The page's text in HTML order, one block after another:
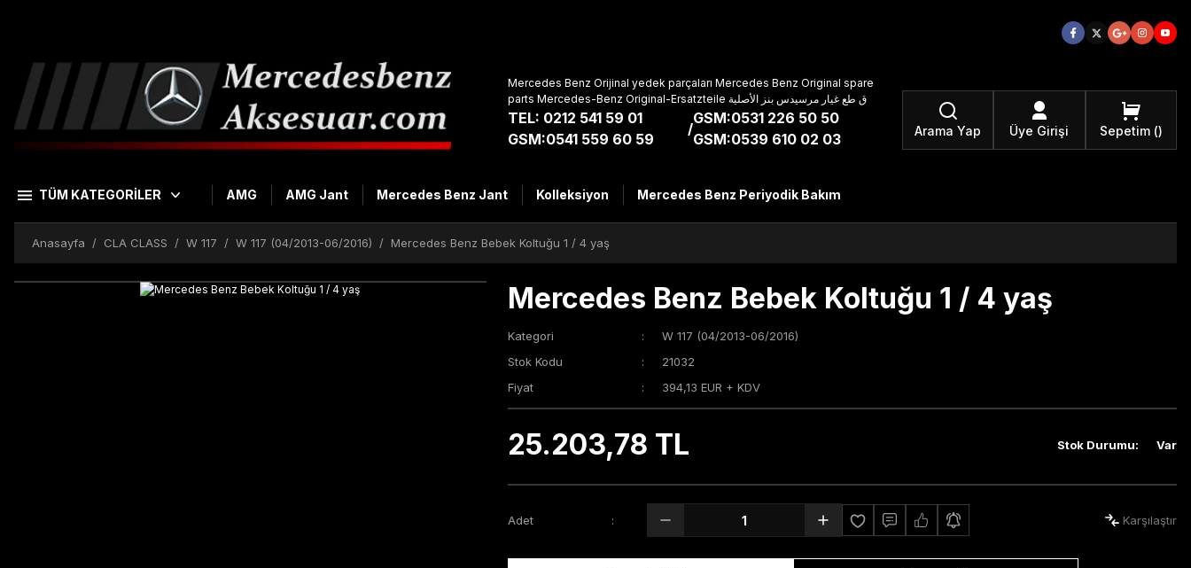
Mercedes Benz Orijinal yedek parçaları Mercedes Benz Original spare
parts Mercedes-Benz Original-Ersatzteile ق طع غيار مرسيدس بنز الأصلية
TEL: 0212 541 59 01
GSM:0541 559 60 59
/
GSM:0531 226 50 50
GSM:0539 610 02 03
Arama Yap Üye Girişi Sepetim
TÜM KATEGORİLER AMG AMG Jant Mercedes Benz Jant Kolleksiyon Mercedes Benz Periyodik Bakım
Anasayfa CLA CLASS W 117 W 117 (04/2013-06/2016) Mercedes Benz Bebek Koltuğu 1 / 4 yaş
Mercedes Benz Bebek Koltuğu 1 / 4 yaş
Kategori
W 117 (04/2013-06/2016)
Stok Kodu
21032
Fiyat
394,13 EUR + KDV
25.203,78 TL Stok Durumu: Var
Adet Karşılaştır